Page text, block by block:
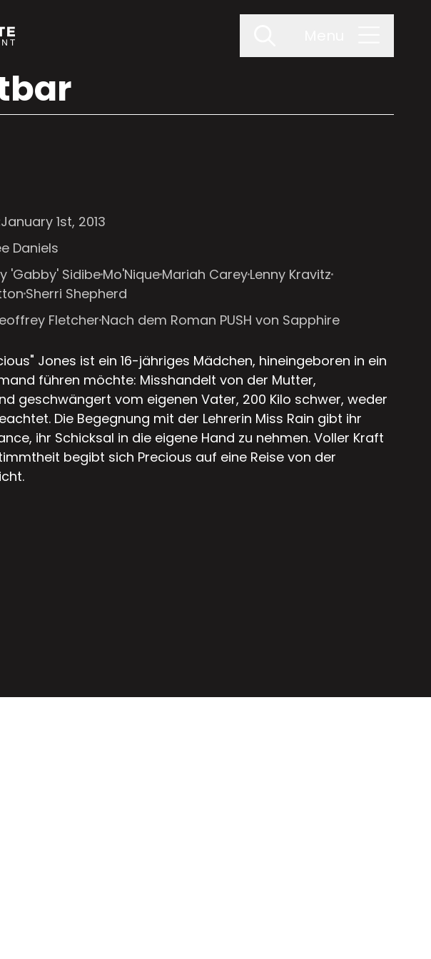
January 1st, 2013
Daniels
'Gabby' SidibeMo'NiqueMariah CareyLenny Kravitz
Sherri Shepherd
FletcherNach dem Roman PUSH von Sapphire
Jones ist ein 16-jähriges Mädchen, hineingeboren in ein
führen möchte: Misshandelt von der Mutter,
geschwängert vom eigenen Vater, 200 Kilo schwer, weder
Die Begegnung mit der Lehrerin Miss Rain gibt ihr
ihr Schicksal in die eigene Hand zu nehmen. Voller Kraft
begibt sich Precious auf eine Reise von der